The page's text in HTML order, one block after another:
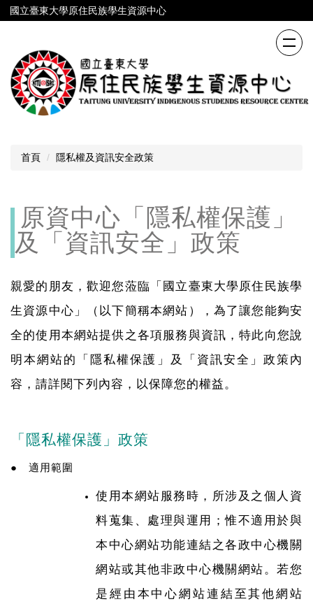
跳
到
內
容
區
國立臺東大學原住民族學生資源中心
首頁 隱私權及資訊安全政策
原資中心「隱私權保護」
及「資訊安全」政策
親愛的朋友，歡迎您蒞臨「國立臺東大學原住民族學
生資源中心」（以下簡稱本網站），為了讓您能夠安
全的使用本網站提供之各項服務與資訊，特此向您說
明本網站的「隱私權保護」及「資訊安全」政策內
容，請詳閱下列內容，以保障您的權益。
「隱私權保護」政策
● 適用範圍
使用本網站服務時，所涉及之個人資
料蒐集、處理與運用；惟不適用於與
本中心網站功能連結之各政中心機關
網站或其他非政中心機關網站。若您
是經由本中心網站連結至其他網站